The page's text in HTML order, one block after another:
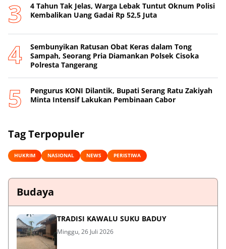
4 Tahun Tak Jelas, Warga Lebak Tuntut Oknum Polisi
Kembalikan Uang Gadai Rp 52,5 Juta
Sembunyikan Ratusan Obat Keras dalam Tong
Sampah, Seorang Pria Diamankan Polsek Cisoka
Polresta Tangerang
Pengurus KONI Dilantik, Bupati Serang Ratu Zakiyah
Minta Intensif Lakukan Pembinaan Cabor
Tag Terpopuler
HUKRIM NASIONAL NEWS PERISTIWA
Budaya
TRADISI KAWALU SUKU BADUY
Minggu, 26 Juli 2026